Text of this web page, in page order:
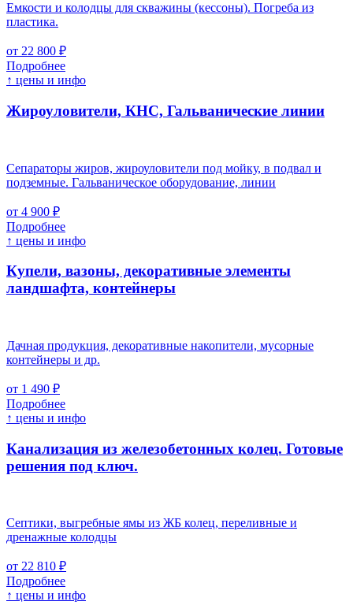
Емкости и колодцы для скважины (кессоны). Погреба из
пластика.
от 22 800 ₽
Подробнее
↑ цены и инфо
Жироуловители, КНС, Гальванические линии
Сепараторы жиров, жироуловители под мойку, в подвал и
подземные. Гальваническое оборудование, линии
от 4 900 ₽
Подробнее
↑ цены и инфо
Купели, вазоны, декоративные элементы
ландшафта, контейнеры
Дачная продукция, декоративные накопители, мусорные
контейнеры и др.
от 1 490 ₽
Подробнее
↑ цены и инфо
Канализация из железобетонных колец. Готовые
решения под ключ.
Септики, выгребные ямы из ЖБ колец, переливные и
дренажные колодцы
от 22 810 ₽
Подробнее
↑ цены и инфо